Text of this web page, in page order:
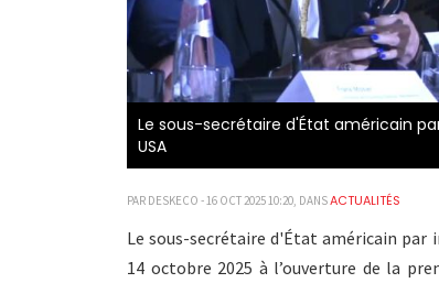
Le sous-secrétaire d'État américain
USA
PAR DESKECO - 16 OCT 2025 10:20, DANSACTUALITÉS
Le sous-secrétaire d'État américain par
14 octobre 2025 à l’ouverture de la